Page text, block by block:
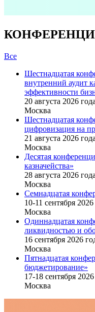
Все
Шестнадцатая
внутренний аудит
эффективности
20 августа 2026 года
Москва
Шестнадцатая
цифровизация на
21 августа 2026 года
Москва
Десятая
казначейства»
28 августа 2026 года
Москва
Семнадцатая
10-11 сентября 2026
Москва
Одиннадцатая
ликвидностью и
16 cентября 2026
Москва
Пятнадцатая
бюджетирование»
17-18 сентября 2026
Москва